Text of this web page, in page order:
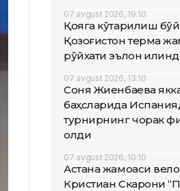
07 avgust 2026, 19:10
Қояга кўтарилиш
Қозоғистон терма
рўйхати эълон
07 avgust 2026, 13:10
Соня Жиенбаева
баҳсларида
турнирнинг чорак
олди
07 avgust 2026, 10:10
Астана жамоаси
Кристиан Скарони